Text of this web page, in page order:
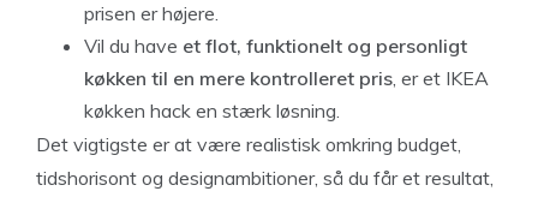
prisen er højere.
Vil du have et flot, funktionelt og personligt
køkken til en mere kontrolleret pris, er et IKEA
køkken hack en stærk løsning.
Det vigtigste er at være realistisk omkring budget,
tidshorisont og designambitioner, så du får et resultat,